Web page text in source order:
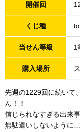
開催回
くじ種
当せん等級 1
購入場所
先週の1229回に続いて
ん！！
信じられなすぎる出来
無駄遣いしないように